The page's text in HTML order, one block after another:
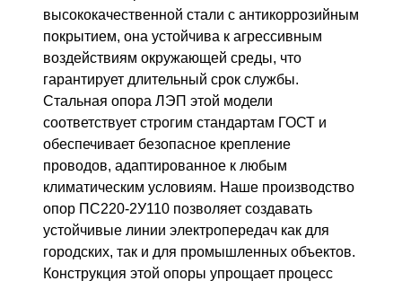
высококачественной стали с антикоррозийным
покрытием, она устойчива к агрессивным
воздействиям окружающей среды, что
гарантирует длительный срок службы.
Стальная опора ЛЭП этой модели
соответствует строгим стандартам ГОСТ и
обеспечивает безопасное крепление
проводов, адаптированное к любым
климатическим условиям. Наше производство
опор ПС220-2У110 позволяет создавать
устойчивые линии электропередач как для
городских, так и для промышленных объектов.
Конструкция этой опоры упрощает процесс